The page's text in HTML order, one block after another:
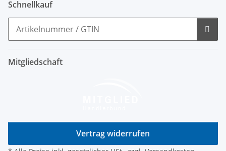
Schnellkauf
Mitgliedschaft
Vertrag widerrufen